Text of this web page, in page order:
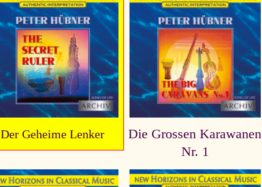
Der Geheime Lenker
Die Grossen Karawanen
Nr. 1